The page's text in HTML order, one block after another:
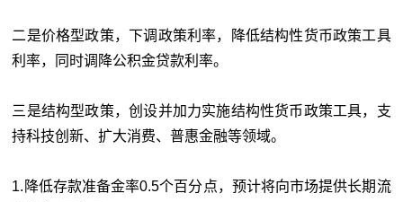
二是价格型政策，下调政策利率，降低结构性货币政策工具
利率，同时调降公积金贷款利率。
三是结构型政策，创设并加力实施结构性货币政策工具，支
持科技创新、扩大消费、普惠金融等领域。
1.降低存款准备金率0.5个百分点，预计将向市场提供长期流